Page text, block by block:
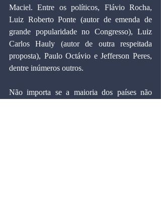
Maciel. Entre os políticos, Flávio Rocha,
Luiz Roberto Ponte (autor de emenda de
grande popularidade no Congresso), Luiz
Carlos Hauly (autor de outra respeitada
proposta), Paulo Octávio e Jefferson Peres,
dentre inúmeros outros.
Não importa se a maioria dos países não